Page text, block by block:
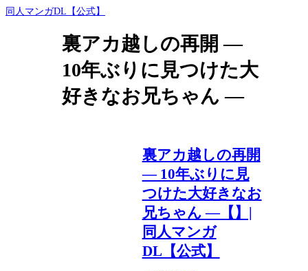
同人マンガDL【公式】
裏アカ越しの再開 ―
10年ぶりに見つけた大
好きなお兄ちゃん ―
裏アカ越しの再開
― 10年ぶりに見
つけた大好きなお
兄ちゃん ―【】|
同人マンガ
DL【公式】